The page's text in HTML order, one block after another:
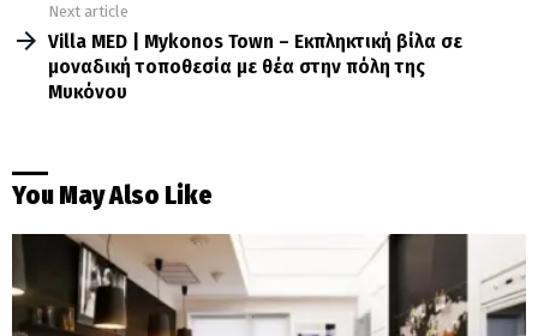
Next article
Villa MED | Mykonos Town – Eκπληκτική βίλα σε
μοναδική τοποθεσία με θέα στην πόλη της
Μυκόνου
You May Also Like